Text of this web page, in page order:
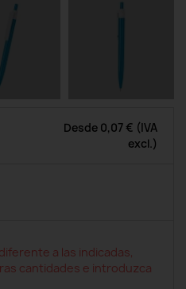
Desde 0,07 € (IVA
excl.)
a las indicadas,
cantidades e introduzca